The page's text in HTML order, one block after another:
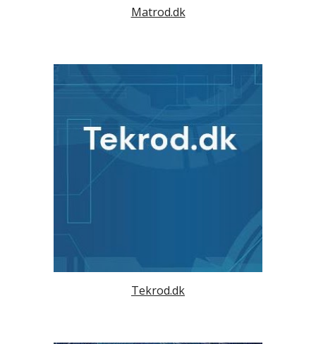
Matrod.dk
Tekrod.dk